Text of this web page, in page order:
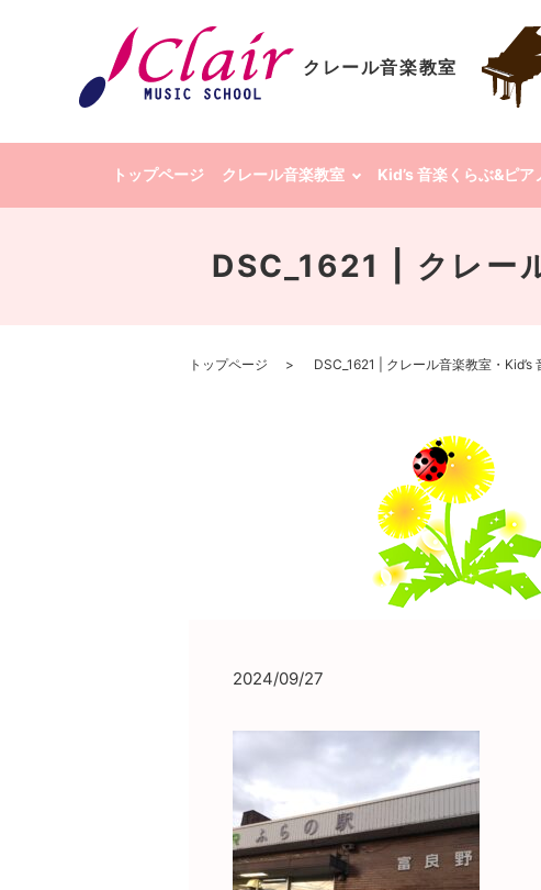
クレール音楽教室
トップページ クレール音楽教室 Kid’s 音楽くらぶ&ピア
DSC_1621 | クレー
トップページ DSC_1621 | クレール音楽教室・
2024/09/27